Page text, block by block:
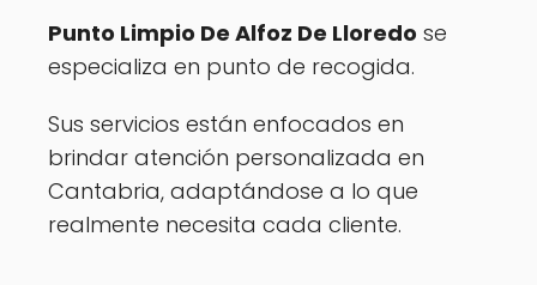
Punto Limpio De Alfoz De Lloredo se
especializa en punto de recogida.
Sus servicios están enfocados en
brindar atención personalizada en
Cantabria, adaptándose a lo que
realmente necesita cada cliente.